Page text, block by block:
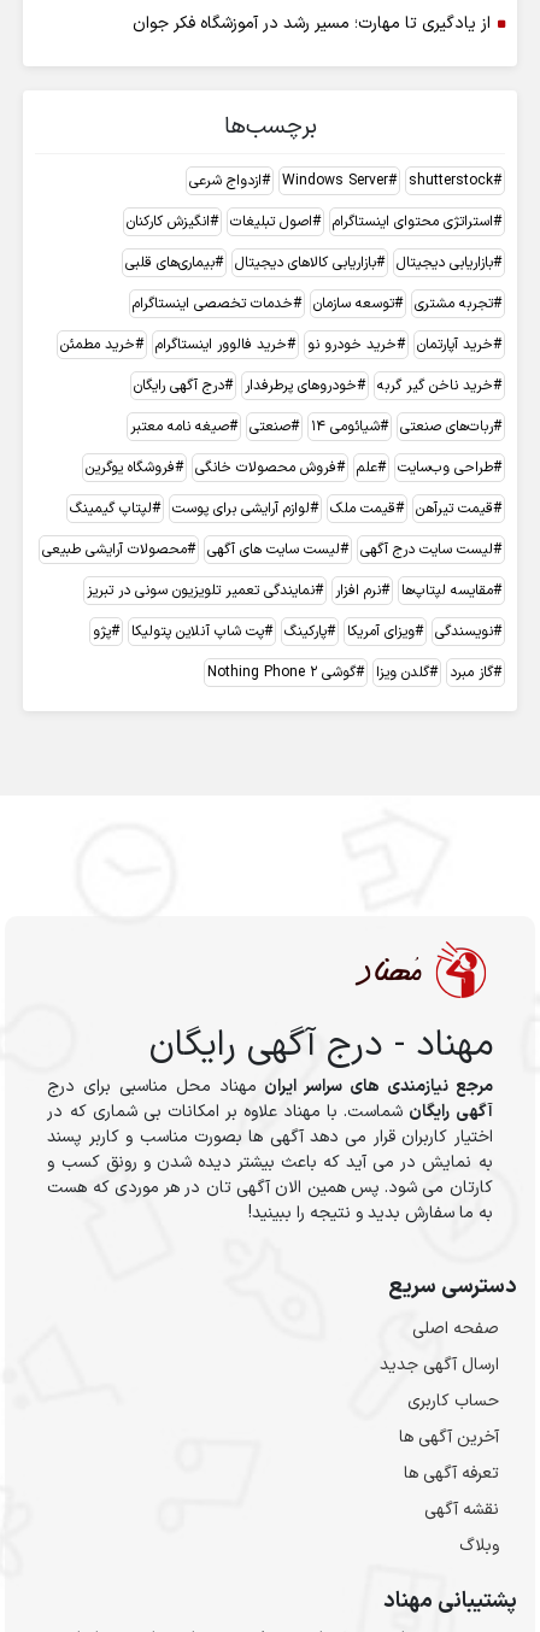
از یادگیری تا مهارت؛ مسیر رشد در آموزشگاه فکر جوان
برچسب‌ها
shutterstock
Windows Server
ازدواج شرعی
استراتژی محتوای اینستاگرام
اصول تبلیغات
انگیزش کارکنان
بازاریابی دیجیتال
بازاریابی کالاهای دیجیتال
بیماری‌های قلبی
تجربه مشتری
توسعه سازمان
خدمات تخصصی اینستاگرام
خرید آپارتمان
خرید خودرو نو خرید فالوور اینستاگرام
خرید مطمئن
خرید ناخن گیر گربه
خودروهای پرطرفدار
درج آگهی رایگان
ربات‌های صنعتی
شیائومی 14 صنعتی
صیغه نامه معتبر
طراحی وب‌سایت
علم فروش محصولات خانگی
فروشگاه یوگرین
قیمت تیرآهن
قیمت ملک لوازم آرایشی برای پوست
لپتاپ گیمینگ
لیست سایت درج آگهی
لیست سایت های آگهی
محصولات آرایشی طبیعی
مقایسه لپتاپ‌ها
نرم افزار
نمایندگی تعمیر تلویزیون سونی در تبریز
نویسندگی
ویزای آمریکا پارکینگ پت شاپ آنلاین پتولیکا
پژو
گاز مبرد
گلدن ویزا گوشی Nothing Phone 2
مهناد - درج آگهی رایگان
مرجع نیازمندی های سراسر ایران مهناد محل مناسبی برای درج
آگهی رایگان شماست. با مهناد علاوه بر امکانات بی شماری که در
اختیار کاربران قرار می دهد آگهی ها بصورت مناسب و کاربر پسند
به نمایش در می آید که باعث بیشتر دیده شدن و رونق کسب و
کارتان می شود. پس همین الان آگهی تان در هر موردی که هست
به ما سفارش بدید و نتیجه را ببینید!
دسترسی سریع
صفحه اصلی
ارسال‌ آگهی جدید
حساب کاربری
آخرین آگهی ها
تعرفه آگهی ها
نقشه آگهی
وبلاگ
پشتیبانی مهناد